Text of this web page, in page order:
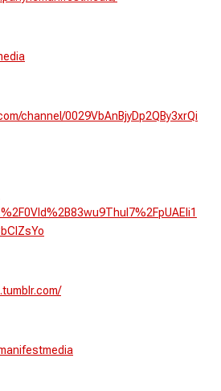
channel/0029VbAnBjyDp2QBy3xrQi